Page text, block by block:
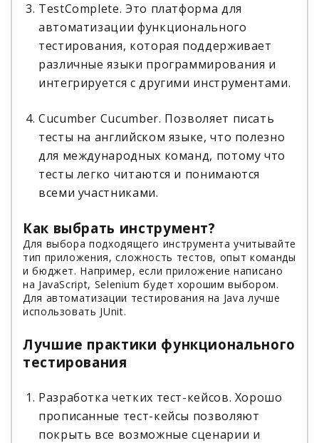
TestComplete. Это платформа для
автоматизации функционального
тестирования, которая поддерживает
различные языки программирования и
интегрируется с другими инструментами.
Cucumber Cucumber. Позволяет писать
тесты на английском языке, что полезно
для международных команд, потому что
тесты легко читаются и понимаются
всеми участниками.
Как выбрать инструмент?
Для выбора подходящего инструмента учитывайте
тип приложения, сложность тестов, опыт команды
и бюджет. Например, если приложение написано
на JavaScript, Selenium будет хорошим выбором.
Для автоматизации тестирования на Java лучше
использовать JUnit.
Лучшие практики функционального
тестирования
Разработка четких тест-кейсов. Хорошо
прописанные тест-кейсы позволяют
покрыть все возможные сценарии и